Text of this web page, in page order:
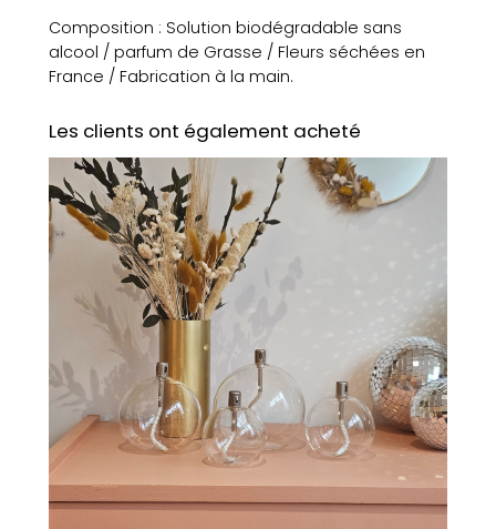
Composition : Solution biodégradable sans
alcool / parfum de Grasse / Fleurs séchées en
France / Fabrication à la main.
Les clients ont également acheté